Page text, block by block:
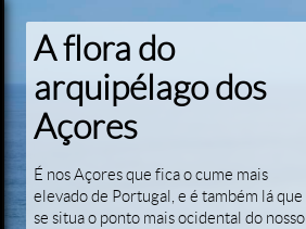
A flora do
arquipélago dos
Açores
É nos Açores que fica o cume mais
elevado de Portugal, e é também lá que
se situa o ponto mais ocidental do nosso